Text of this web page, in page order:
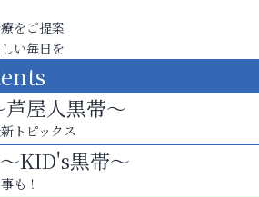
をご提案
い毎日を
屋人黒帯～
トピックス
KID's黒帯～
も！